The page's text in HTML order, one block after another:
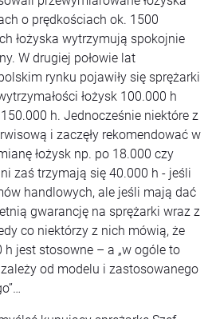
o prędkościach ok. 1500
łożyska wytrzymują spokojnie
W drugiej połowie lat
rynku pojawiły się sprężarki
łożysk 100.000 h
h. Jednocześnie niektóre z
i zaczęły rekomendować w
łożysk np. po 18.000 czy
zaś trzymają się 40.000 h - jeśli
handlowych, ale jeśli mają dać
gwarancję na sprężarki wraz z
co niektórzy z nich mówią, że
jest stosowne – a „w ogóle to
od modelu i zastosowanego